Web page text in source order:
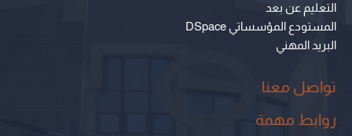
التعليم عن بعد
المستودع المؤسساتي DSpace
البريد المهني
تواصل معنا
روابط مهمة